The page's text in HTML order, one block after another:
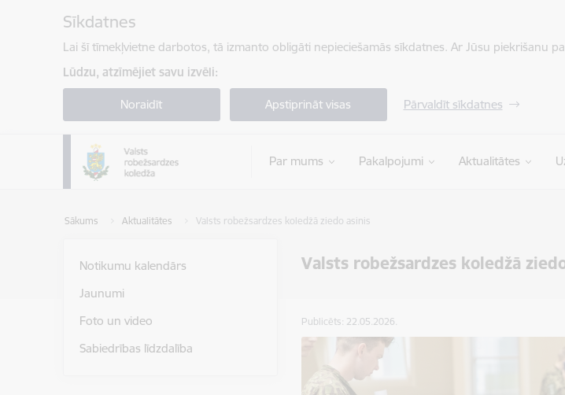
Sīkdatnes
Lai šī tīmekļvietne darbotos, tā izmanto obligāti nepieciešamās sīkdatnes. Ar Jūsu piekrišanu
Lūdzu, atzīmējiet savu izvēli:
Noraidīt Apstiprināt visas Pārvaldīt sīkdatnes
Par mums Pakalpojumi Aktualitātes
Sākums Aktualitātes Valsts robežsardzes koledžā ziedo asinis
Valsts robežsardzes koledžā
Notikumu kalendārs
Jaunumi
Foto un video
Sabiedrības līdzdalība
Publicēts: 22.05.2026.